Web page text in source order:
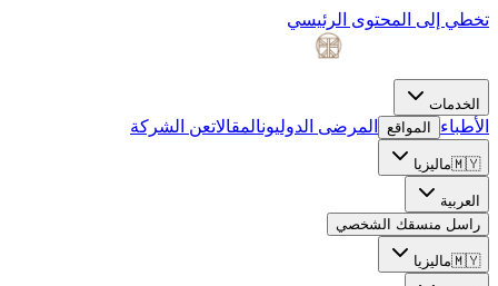
تخطي إلى المحتوى الرئيسي
الخدمات
الأطباء المواقع المرضى الدوليونالمقالاتعن الشركة
🇲🇾ماليزيا
العربية
راسل منسقك الشخصي
🇲🇾ماليزيا